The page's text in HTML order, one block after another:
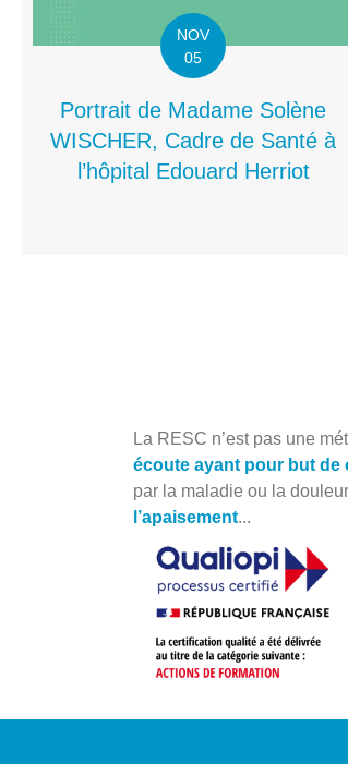
NOV
05
Portrait de Madame Solène
WISCHER, Cadre de Santé à
l’hôpital Edouard Herriot
La RESC n’est pas une
écoute ayant pour but de
par la maladie ou la douleur
l’apaisement...